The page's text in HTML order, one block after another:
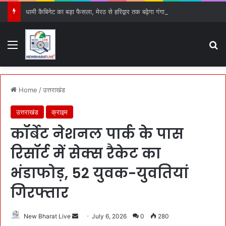
Menu
Home /उत्तराखंड
उत्तराखंड क्राइम
कॉर्बेट नेशनल पार्क के पास
रिसॉर्ट में सेक्स रैकेट का
भंडाफोड़, 52 युवक-युवतियां
गिरफ्तार
New Bharat Live July 6, 2026 0 280